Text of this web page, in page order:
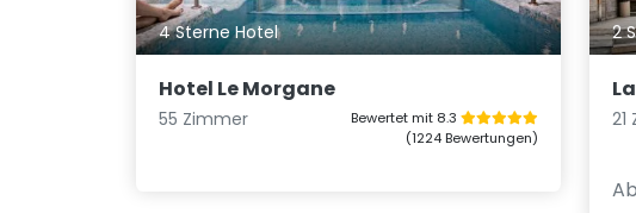
4 Sterne Hotel
Hotel Le Morgane
55 Zimmer
Bewertet mit 8.3
(1224 Bewertungen)
2
Ab